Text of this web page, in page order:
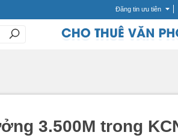
Đăng tin ưu tiên
3.500M trong